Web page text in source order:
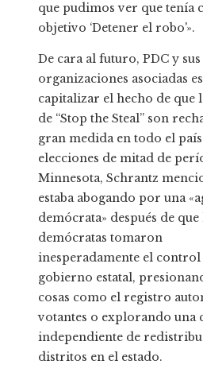
que pudimos ver que tenía
objetivo ‘Detener el robo'».
De cara al futuro, PDC y sus
organizaciones asociadas
capitalizar el hecho de que
de “Stop the Steal” son
gran medida en todo el país
elecciones de mitad de
Minnesota, Schrantz
estaba abogando por una
demócrata» después de que
demócratas tomaron
inesperadamente el
gobierno estatal,
cosas como el registro
votantes o explorando una
independiente de
distritos en el estado.